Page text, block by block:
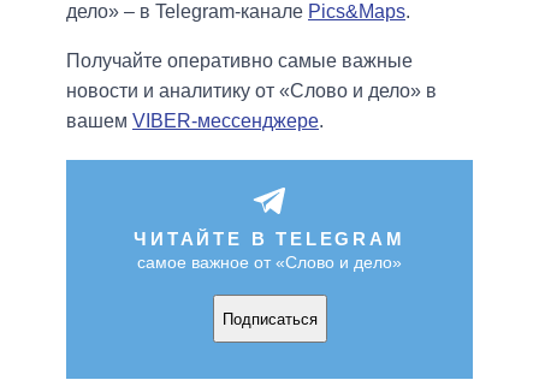
дело» – в Telegram-канале Pics&Maps.
Получайте оперативно самые важные
новости и аналитику от «Слово и дело» в
вашем VIBER-мессенджере.
ЧИТАЙТЕ В TELEGRAM
самое важное от «Слово и дело»
Подписаться